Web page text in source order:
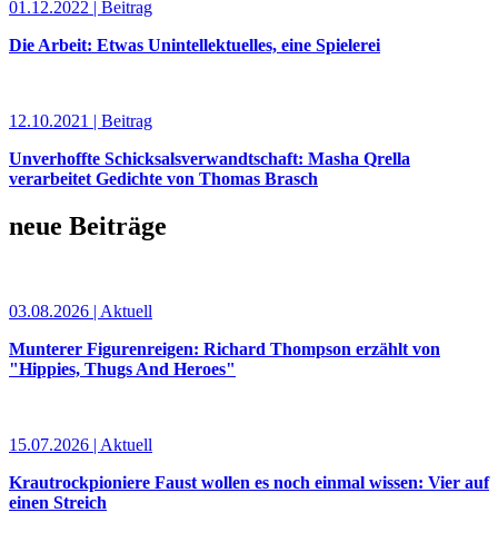
01.12.2022 | Beitrag
Die Arbeit: Etwas Unintellektuelles, eine Spielerei
12.10.2021 | Beitrag
Unverhoffte Schicksalsverwandtschaft: Masha Qrella
verarbeitet Gedichte von Thomas Brasch
neue Beiträge
03.08.2026 | Aktuell
Munterer Figurenreigen: Richard Thompson erzählt von
"Hippies, Thugs And Heroes"
15.07.2026 | Aktuell
Krautrockpioniere Faust wollen es noch einmal wissen: Vier auf
einen Streich